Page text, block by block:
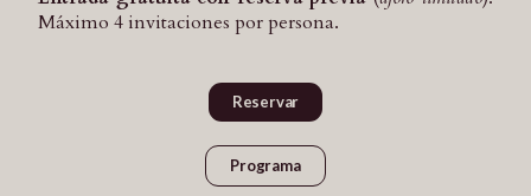
Máximo 4 invitaciones por persona.
Reservar
Programa